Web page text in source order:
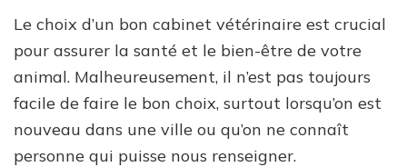
Le choix d’un bon cabinet vétérinaire est crucial
pour assurer la santé et le bien-être de votre
animal. Malheureusement, il n’est pas toujours
facile de faire le bon choix, surtout lorsqu’on est
nouveau dans une ville ou qu’on ne connaît
personne qui puisse nous renseigner.